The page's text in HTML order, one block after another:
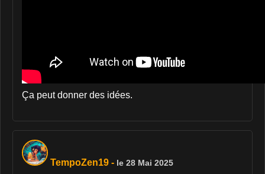
Ça peut donner des idées.
TempoZen19 - le 28 Mai 2025